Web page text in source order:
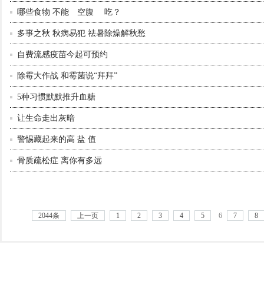
哪些食物 不能 空腹 吃？
多事之秋 秋病易犯 祛暑除燥解秋愁
自费流感疫苗今起可预约
除霉大作战 和霉菌说“拜拜”
5种习惯默默推升血糖
让生命走出灰暗
警惕藏起来的高 盐 值
骨质疏松症 离你有多远
2044条 上一页 1 2 3 4 5 6 7 8